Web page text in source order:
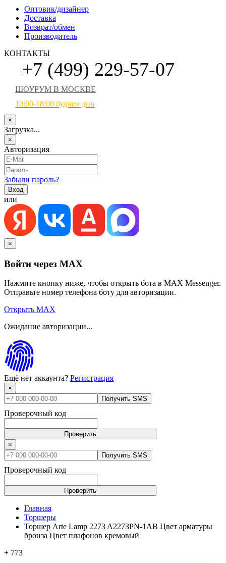
Оптовик/дизайнер
Доставка
Возврат/обмен
Производитель
КОНТАКТЫ
+7 (499) 229-57-07
ШОУРУМ В МОСКВЕ
10:00-18:00 будние дни
×
Загрузка...
×
Авторизация
Забыли пароль?
или
×
Войти через MAX
Нажмите кнопку ниже, чтобы открыть бота в MAX Messenger.
Отправьте номер телефона боту для авторизации.
Открыть MAX
Ожидание авторизации...
Ещё нет аккаунта? Регистрация
×
Получить SMS
Проверочный код
Проверить
×
Получить SMS
Проверочный код
Проверить
Главная
Торшеры
Торшер Arte Lamp 2273 A2273PN-1AB Цвет арматуры
бронза Цвет плафонов кремовый
+ 773